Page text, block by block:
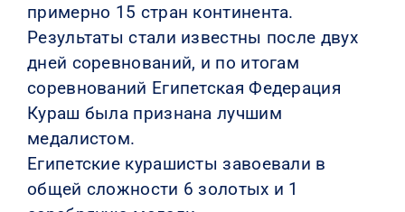
примерно 15 стран континента.
Результаты стали известны после двух
дней соревнований, и по итогам
соревнований Египетская Федерация
Кураш была признана лучшим
медалистом.
Египетские курашисты завоевали в
общей сложности 6 золотых и 1